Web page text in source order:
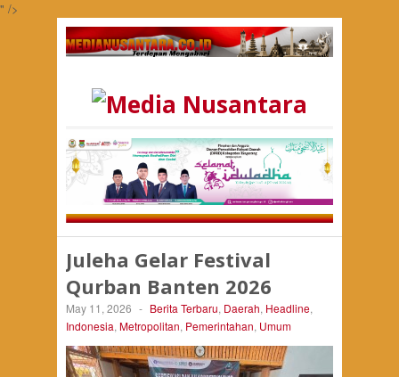
" />
Juleha Gelar Festival
Qurban Banten 2026
May 11, 2026 - Berita Terbaru, Daerah, Headline,
Indonesia, Metropolitan, Pemerintahan, Umum